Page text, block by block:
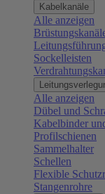
Kabelkanäle
Alle anzeigen
Sockelleisten
Alle anzeigen
Dübel und
Kabelbinder
Profilschienen
Sammelhalter
Schellen
Flexible
Stangenrohre